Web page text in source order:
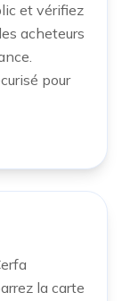
et vérifiez
acheteurs
pour
la carte